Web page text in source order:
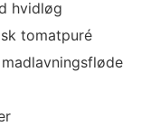
hvidløg
tomatpuré
madlavningsfløde